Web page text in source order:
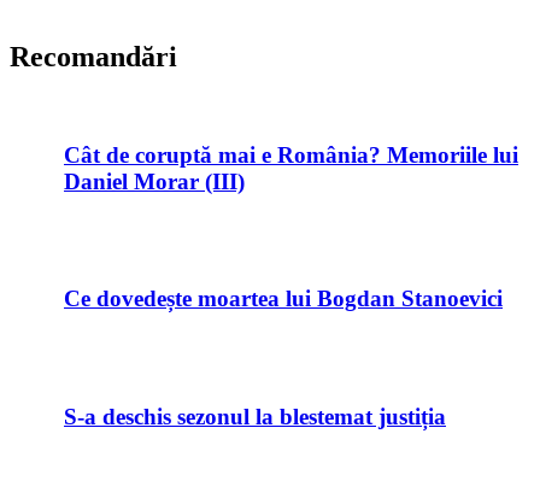
Recomandări
Cât de coruptă mai e România? Memoriile lui
Daniel Morar (III)
Ce dovedește moartea lui Bogdan Stanoevici
S-a deschis sezonul la blestemat justiția